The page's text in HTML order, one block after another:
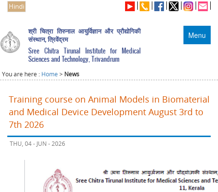
Hindi
Menu
श्री चित्रा तिरुनाल आयुर्विज्ञान और प्रौद्योगिकी
संस्थान, त्रिवेंद्रम
Sree Chitra Tirunal Institute for Medical
Sciences and Technology, Trivandrum
You are here : Home > News
Training course on Animal Models in Biomaterial
and Medical Device Development August 3rd to
7th 2026
THU, 04 - JUN - 2026